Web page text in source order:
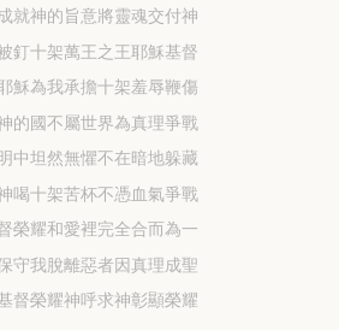
就神的旨意將靈魂交付神
釘十架萬王之王耶穌基督
穌為我承擔十架羞辱鞭傷
的國不屬世界為真理爭戰
中坦然無懼不在暗地躲藏
喝十架苦杯不憑血氣爭戰
榮耀和愛裡完全合而為一
守我脫離惡者因真理成聖
督榮耀神呼求神彰顯榮耀